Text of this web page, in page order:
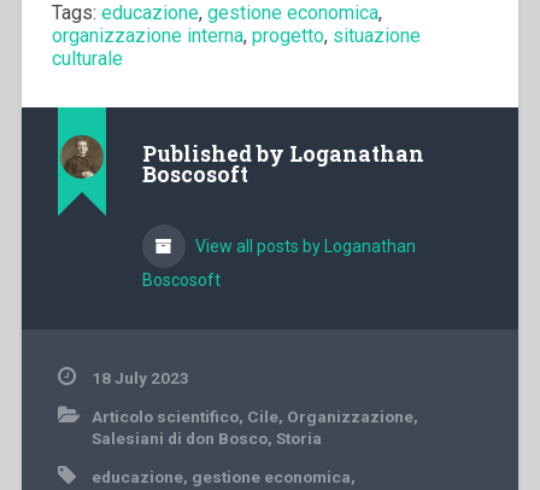
Tags: educazione, gestione economica,
organizzazione interna, progetto, situazione
culturale
Published by Loganathan
Boscosoft
View all posts by Loganathan
Boscosoft
18 July 2023
Articolo scientifico, Cile, Organizzazione,
Salesiani di don Bosco, Storia
educazione, gestione economica,